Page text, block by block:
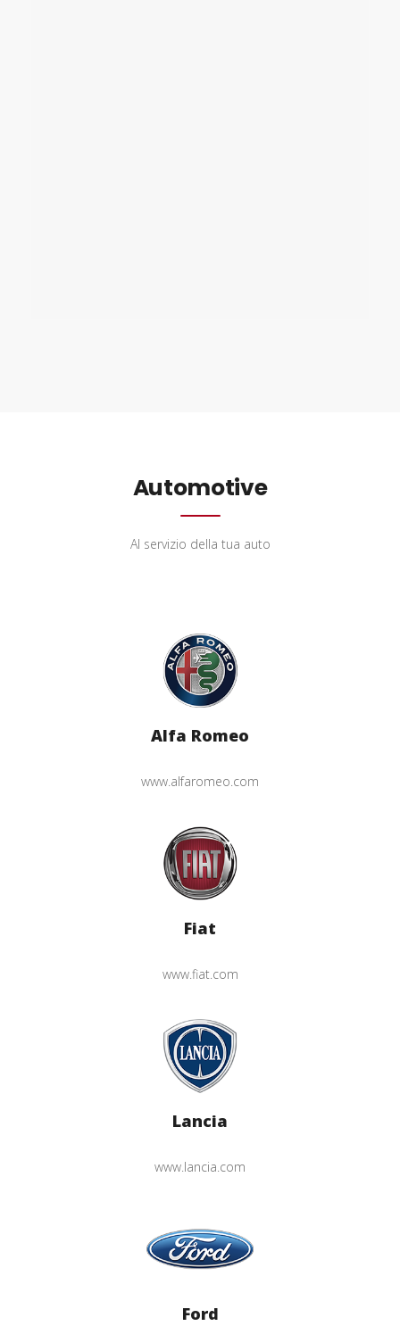
Automotive
Al servizio della tua auto
Alfa Romeo
www.alfaromeo.com
Fiat
www.fiat.com
Lancia
www.lancia.com
Ford